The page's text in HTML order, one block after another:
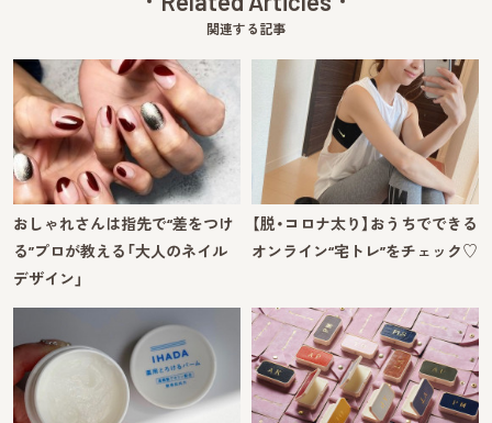
関連する記事
おしゃれさんは指先で“差をつけ
る”プロが教える「大人のネイル
デザイン」
【脱・コロナ太り】おうちでできる
オンライン“宅トレ”をチェック♡